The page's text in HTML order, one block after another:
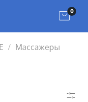
0
Массажеры